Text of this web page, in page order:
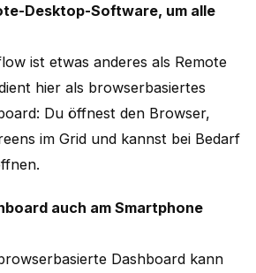
Desktop-Software, um alle
ist etwas anderes als Remote
hier als browserbasiertes
Du öffnest den Browser,
im Grid und kannst bei Bedarf
auch am Smartphone
Dashboard kann